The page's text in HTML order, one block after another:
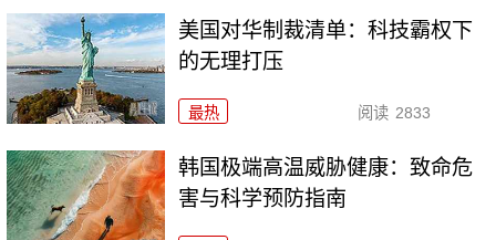
美国对华制裁清单：科技霸权下
的无理打压
最热 阅读 2833
韩国极端高温威胁健康：致命危
害与科学预防指南